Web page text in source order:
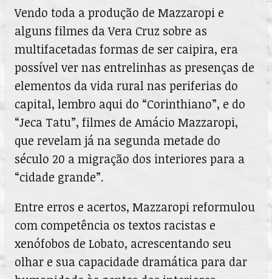
Vendo toda a produção de Mazzaropi e
alguns filmes da Vera Cruz sobre as
multifacetadas formas de ser caipira, era
possível ver nas entrelinhas as presenças de
elementos da vida rural nas periferias do
capital, lembro aqui do “Corinthiano”, e do
“Jeca Tatu”, filmes de Amácio Mazzaropi,
que revelam já na segunda metade do
século 20 a migração dos interiores para a
“cidade grande”.
Entre erros e acertos, Mazzaropi reformulou
com competência os textos racistas e
xenófobos de Lobato, acrescentando seu
olhar e sua capacidade dramática para dar